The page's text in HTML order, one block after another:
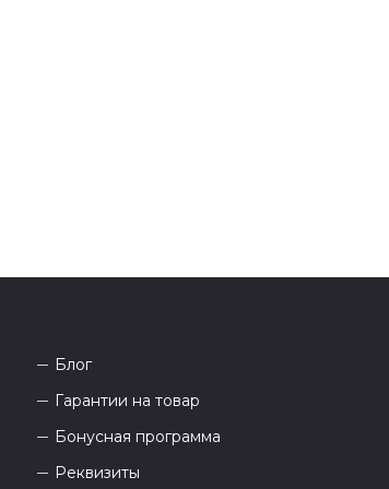
Блог
Гарантии на товар
Бонусная программа
Реквизиты